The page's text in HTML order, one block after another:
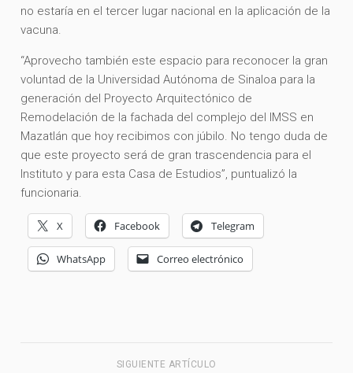
no estaría en el tercer lugar nacional en la aplicación de la
vacuna.
“Aprovecho también este espacio para reconocer la gran
voluntad de la Universidad Autónoma de Sinaloa para la
generación del Proyecto Arquitectónico de
Remodelación de la fachada del complejo del IMSS en
Mazatlán que hoy recibimos con júbilo. No tengo duda de
que este proyecto será de gran trascendencia para el
Instituto y para esta Casa de Estudios”, puntualizó la
funcionaria.
X Facebook Telegram
WhatsApp Correo electrónico
SIGUIENTE ARTÍCULO